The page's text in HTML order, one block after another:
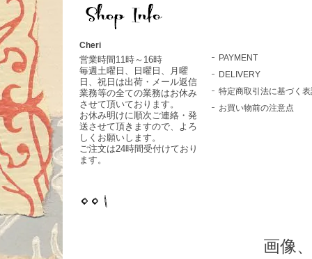
Cheri
営業時間11時～16時
毎週土曜日、日曜日、月曜
日、祝日は出荷・メール返信
業務等の全ての業務はお休み
させて頂いております。
お休み明けに順次ご連絡・発
送させて頂きますので、よろ
しくお願いします。
ご注文は24時間受付けており
ます。
PAYMENT
DELIVERY
特定商取引法に基づく
お買い物前の注意点
画像